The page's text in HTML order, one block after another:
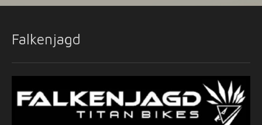
Falkenjagd